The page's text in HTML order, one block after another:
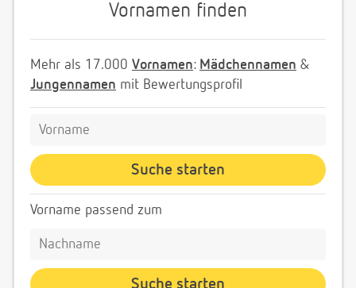
Vornamen finden
Mehr als 17.000 Vornamen: Mädchennamen &
Jungennamen mit Bewertungsprofil
Vorname passend zum